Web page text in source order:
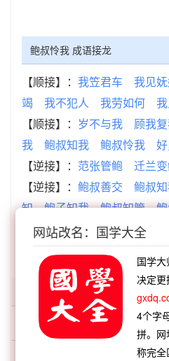
鲍叔怜我 成语接龙
【顺接】： 我笠君车 我见
竭
我不犯人 我劳如何
【顺接】： 岁不与我 顾我
我
鲍叔知我 鲍叔怜我
【逆接】： 范张管鲍 迁兰
【逆接】： 鲍叔善交 鲍叔
知
鲍子知我 鲍叔知管
查看：「鲍叔怜我」的典故
「鲍叔」开头的词语:
鲍叔义
网站改名：国学大全
国学大
决定更
4个字
拼。网
称完